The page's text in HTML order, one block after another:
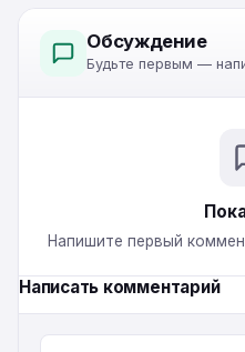
Обсуждение
Будьте первым —
Напишите первый
Написать комментарий
КОММЕНТАРИЙ